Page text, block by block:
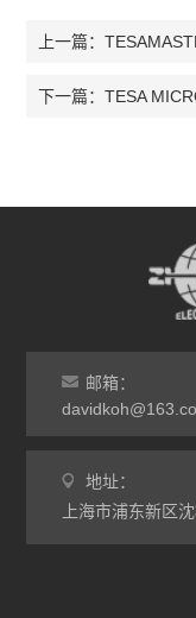
上一篇：
下一篇：TESA
邮箱：
地址：
上海市浦东新区